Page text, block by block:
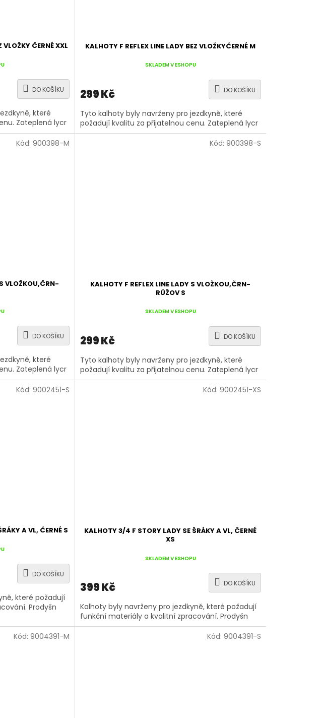
VLOŽKY ČERNÉ XXL
DO KOŠÍKU
které
Zateplená lycr
KALHOTY F REFLEX LINE LADY BEZ VLOŽKYČERNÉ M
SKLADEM V ESHOPU
299 Kč DO KOŠÍKU
Tyto kalhoty byly navrženy pro jezdkyně, které
požadují kvalitu za přijatelnou cenu. Zateplená lycr
VLOŽKOU,ČRN-
DO KOŠÍKU
které
Zateplená lycr
Kód: 900398-M
KALHOTY F REFLEX LINE LADY S VLOŽKOU,ČRN-
RŮŽOV S
SKLADEM V ESHOPU
299 Kč DO KOŠÍKU
Tyto kalhoty byly navrženy pro jezdkyně, které
požadují kvalitu za přijatelnou cenu. Zateplená lycr
Kód: 900398-S
A VL, ČERNÉ S
DO KOŠÍKU
které požadují
Prodyšn
Kód: 9002451-S
KALHOTY 3/4 F STORY LADY SE ŠRÁKY A VL, ČERNÉ
XS
SKLADEM V ESHOPU
399 Kč DO KOŠÍKU
Kalhoty byly navrženy pro jezdkyně, které požadují
funkční materiály a kvalitní zpracování. Prodyšn
Kód: 9002451-XS
Kód: 9004391-M Kód: 9004391-S